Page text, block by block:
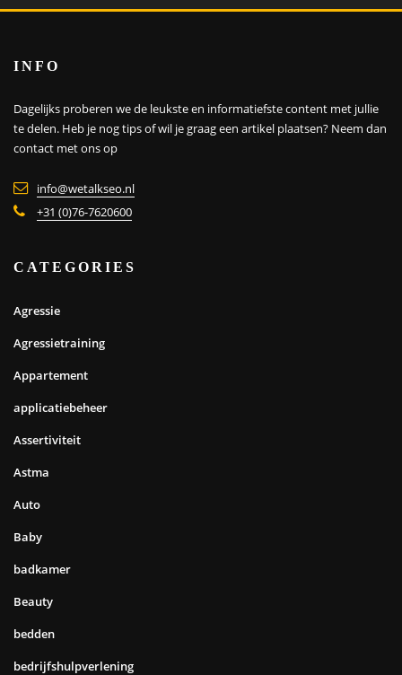
INFO
Dagelijks proberen we de leukste en informatiefste content met jullie
te delen. Heb je nog tips of wil je graag een artikel plaatsen? Neem dan
contact met ons op
info@wetalkseo.nl
+31 (0)76-7620600
CATEGORIES
Agressie
Agressietraining
Appartement
applicatiebeheer
Assertiviteit
Astma
Auto
Baby
badkamer
Beauty
bedden
bedrijfshulpverlening